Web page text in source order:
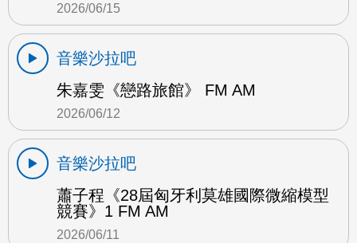
2026/06/15
音樂沙拉吧
朱嘉雯《戀路旅館》 FM AM
2026/06/12
音樂沙拉吧
蕭子程《28屆匈牙利莫雄國際微縮模型
競賽》1 FM AM
2026/06/11